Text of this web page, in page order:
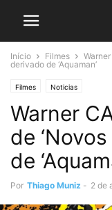
Início Filmes
derivado de ‘Aquaman’
Filmes Noticias
Warner
de
de
Por Thiago Muniz - 2 de